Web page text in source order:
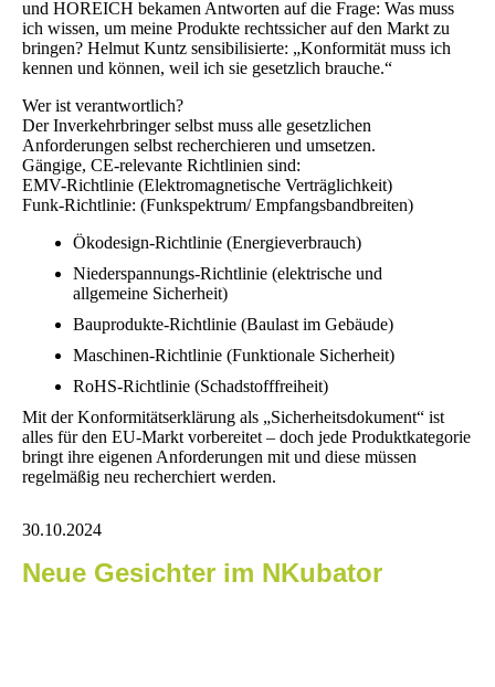
und HOREICH bekamen Antworten auf die Frage: Was muss
ich wissen, um meine Produkte rechtssicher auf den Markt zu
bringen? Helmut Kuntz sensibilisierte: „Konformität muss ich
kennen und können, weil ich sie gesetzlich brauche.“
Wer ist verantwortlich?
Der Inverkehrbringer selbst muss alle gesetzlichen
Anforderungen selbst recherchieren und umsetzen.
Gängige, CE-relevante Richtlinien sind:
EMV-Richtlinie (Elektromagnetische Verträglichkeit)
Funk-Richtlinie: (Funkspektrum/ Empfangsbandbreiten)
Ökodesign-Richtlinie (Energieverbrauch)
Niederspannungs-Richtlinie (elektrische und
allgemeine Sicherheit)
Bauprodukte-Richtlinie (Baulast im Gebäude)
Maschinen-Richtlinie (Funktionale Sicherheit)
RoHS-Richtlinie (Schadstofffreiheit)
Mit der Konformitätserklärung als „Sicherheitsdokument“ ist
alles für den EU-Markt vorbereitet – doch jede Produktkategorie
bringt ihre eigenen Anforderungen mit und diese müssen
regelmäßig neu recherchiert werden.
30.10.2024
Neue Gesichter im NKubator